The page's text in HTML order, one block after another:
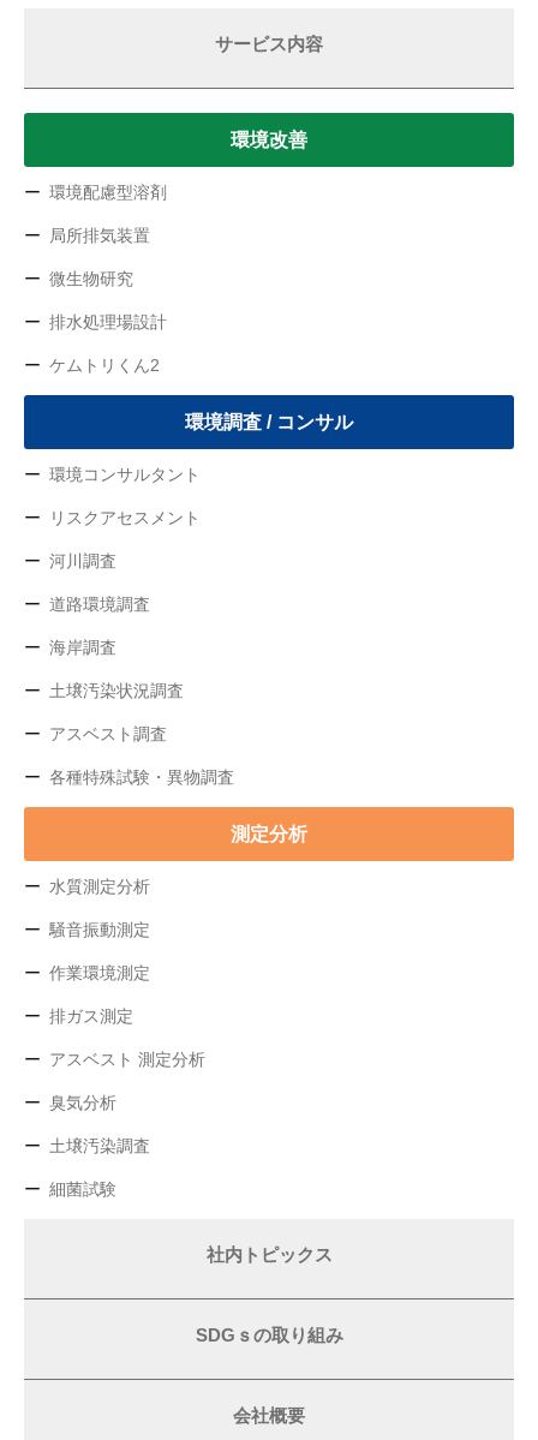
サービス内容
環境改善
環境配慮型溶剤
局所排気装置
微生物研究
排水処理場設計
ケムトリくん2
環境調査 / コンサル
環境コンサルタント
リスクアセスメント
河川調査
道路環境調査
海岸調査
土壌汚染状況調査
アスベスト調査
各種特殊試験・異物調査
測定分析
水質測定分析
騒音振動測定
作業環境測定
排ガス測定
アスベスト 測定分析
臭気分析
土壌汚染調査
細菌試験
社内トピックス
SDGｓの取り組み
会社概要